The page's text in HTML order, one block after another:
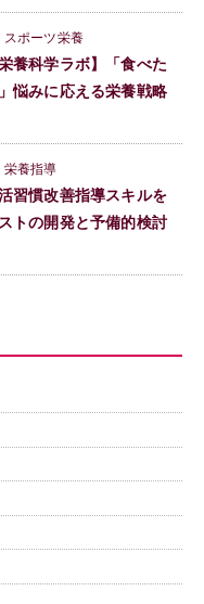
スポーツ栄養
養科学ラボ】「食べた
悩みに応える栄養戦略
栄養指導
習慣改善指導スキルを
トの開発と予備的検討